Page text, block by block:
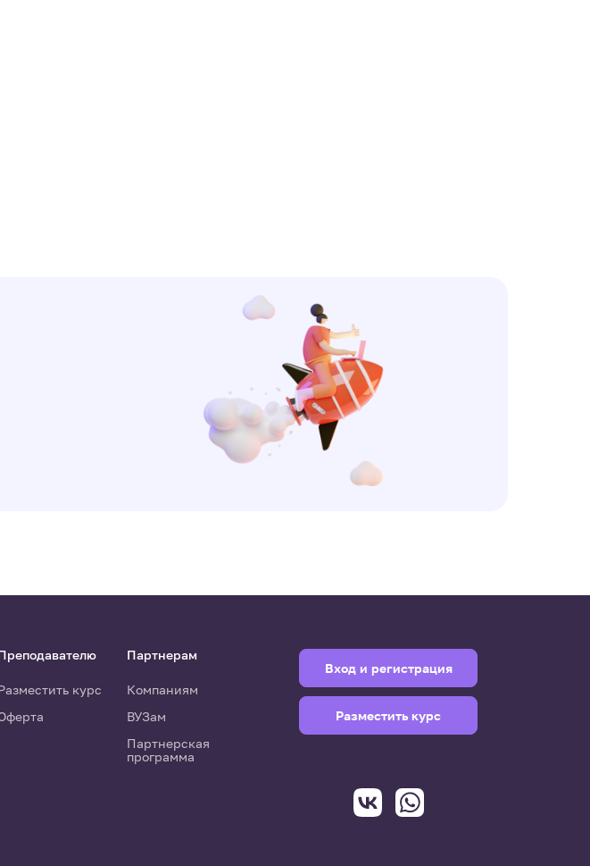
курс
Партнерам
Компаниям
ВУЗам
Партнерская
программа
Вход и регистрация
Разместить курс